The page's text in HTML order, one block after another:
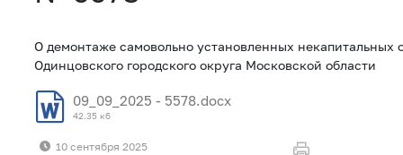
О демонтаже самовольно установленных некапитальных
Одинцовского городского округа Московской области
09_09_2025 - 5578.docx
42.35 кб
10 сентября 2025